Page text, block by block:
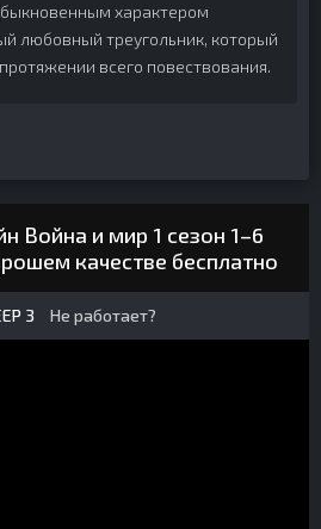
характером
любовный треугольник, который
всего повествования.
Война и мир 1 сезон 1–6
качестве бесплатно
3 Не работает?